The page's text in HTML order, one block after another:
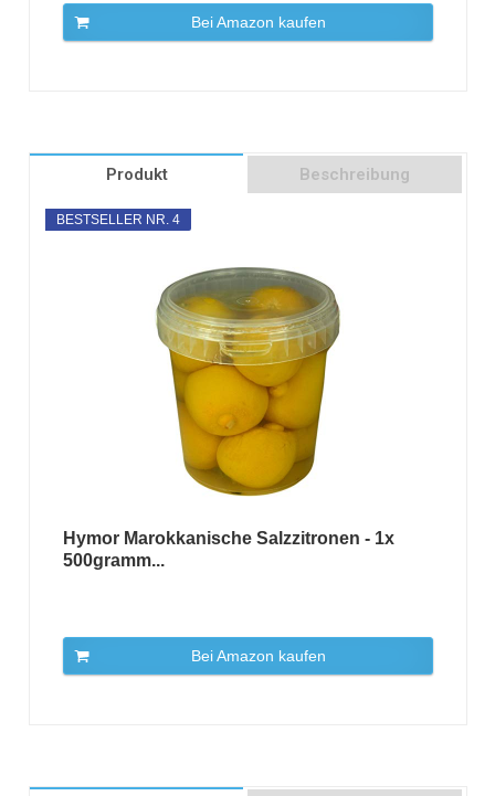
Bei Amazon kaufen
Produkt Beschreibung
BESTSELLER NR. 4
Hymor Marokkanische Salzzitronen - 1x
500gramm...
Bei Amazon kaufen